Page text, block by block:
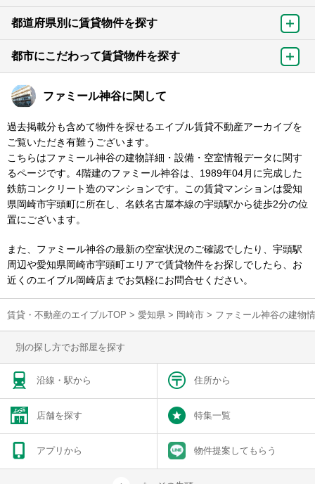
都道府県別に賃貸物件を探す
都市にこだわって賃貸物件を探す
ファミール神谷に関して
過去掲載分も含めて物件を探せるエイブル賃貸不動産アーカイブを
ご覧いただき有難うございます。
こちらはファミール神谷の建物詳細・設備・空室情報データに関す
るページです。4階建のファミール神谷は、1989年04月に完成した
鉄筋コンクリート造のマンションです。この賃貸マンションは愛知
県岡崎市宇頭町に所在し、名鉄名古屋本線の宇頭駅から徒歩2分の位
置にございます。
また、ファミール神谷の最新の空室状況のご確認でしたり、宇頭駅
周辺や愛知県岡崎市宇頭町エリアで賃貸物件をお探しでしたら、お
近くのエイブル岡崎店までお気軽にお問合せください。
賃貸・不動産のエイブルTOP > 愛知県 > 岡崎市 > ファミール神谷の建物
別の探し方でお部屋を探す
沿線・駅から 住所から
店舗を探す 特集一覧
アプリから 物件提案してもらう